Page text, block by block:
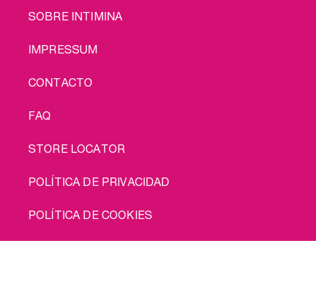
LEGAL
SOBRE INTIMINA
IMPRESSUM
CONTACTO
FAQ
STORE LOCATOR
POLÍTICA DE PRIVACIDAD
POLÍTICA DE COOKIES